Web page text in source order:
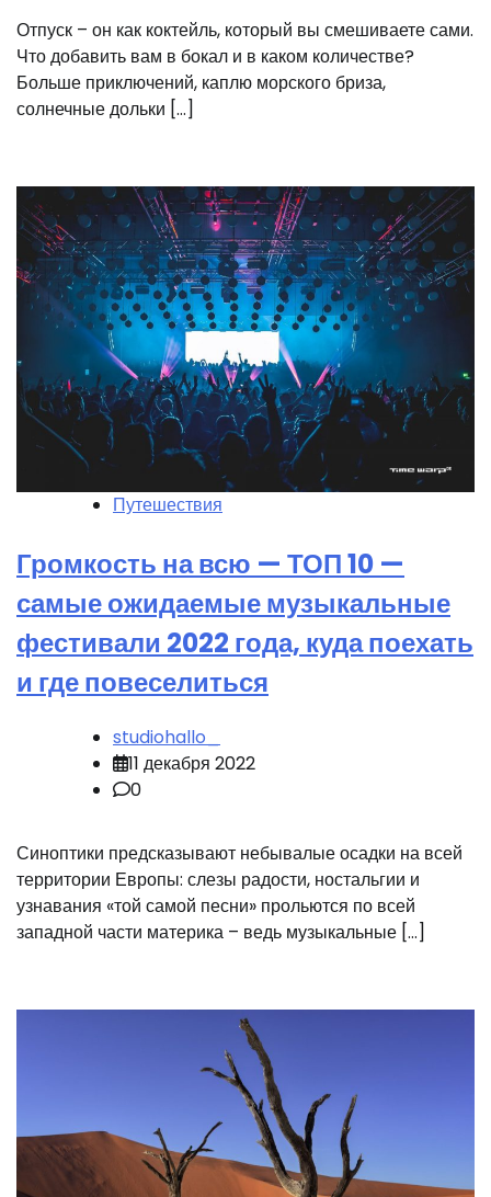
Отпуск – он как коктейль, который вы смешиваете сами.
Что добавить вам в бокал и в каком количестве?
Больше приключений, каплю морского бриза,
солнечные дольки […]
Путешествия
Громкость на всю — ТОП 10 —
самые ожидаемые музыкальные
фестивали 2022 года, куда поехать
и где повеселиться
studiohallo_
11 декабря 2022
0
Синоптики предсказывают небывалые осадки на всей
территории Европы: слезы радости, ностальгии и
узнавания «той самой песни» прольются по всей
западной части материка – ведь музыкальные […]